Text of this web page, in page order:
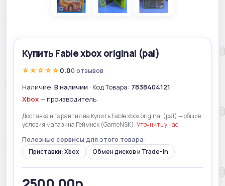
Купить Fable xbox original (pal)
☆☆☆☆☆ 0.00 отзывов
Наличие: В наличии · Код Товара: 7838404121
Xbox— производитель
Доставка и гарантия на Купить Fable xbox original (pal) — общие
условия магазина Геймнск (GameNSK).Уточнить у нас.
Полезные сервисы для этого товара:
Приставки: Xbox Обмен дисков и Trade-In